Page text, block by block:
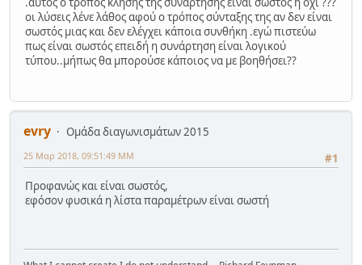
οι λύσεις λένε λάθος αφού ο τρόπος σύνταξης της αν δεν είναι
σωστός μιας και δεν ελέγχει κάποια συνθήκη .εγώ πιστεύω
πως είναι σωστός επειδή η συνάρτηση είναι λογικού
τύπου..μήπως θα μπορούσε κάποιος να με βοηθήσει??
evry
Ομάδα διαγωνισμάτων 2015
#1
25 Μαρ 2018, 09:51:49 ΜΜ
Προφανώς και είναι σωστός,
εφόσον φυσικά η λίστα παραμέτρων είναι σωστή